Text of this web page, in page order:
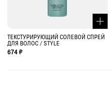
ТЕКСТУРИРУЮЩИЙ СОЛЕВОЙ СПРЕЙ
ДЛЯ ВОЛОС / STYLE
674 ₽